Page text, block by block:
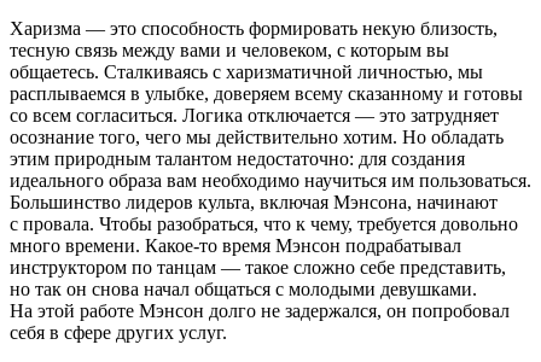
Харизма — это способность формировать некую близость,
тесную связь между вами и человеком, с которым вы
общаетесь. Сталкиваясь с харизматичной личностью, мы
расплываемся в улыбке, доверяем всему сказанному и готовы
со всем согласиться. Логика отключается — это затрудняет
осознание того, чего мы действительно хотим. Но обладать
этим природным талантом недостаточно: для создания
идеального образа вам необходимо научиться им пользоваться.
Большинство лидеров культа, включая Мэнсона, начинают
с провала. Чтобы разобраться, что к чему, требуется довольно
много времени. Какое-то время Мэнсон подрабатывал
инструктором по танцам — такое сложно себе представить,
но так он снова начал общаться с молодыми девушками.
На этой работе Мэнсон долго не задержался, он попробовал
себя в сфере других услуг.